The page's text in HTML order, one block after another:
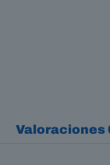
Valoraciones